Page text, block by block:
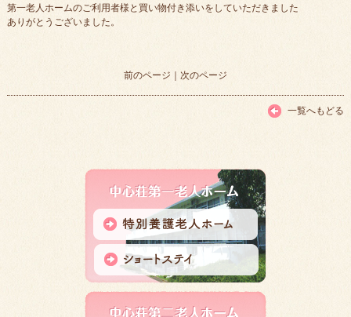
第一老人ホームのご利用者様と買い物付き添いをしていただきました
ありがとうございました。
前のページ ｜ 次のページ
一覧へもどる